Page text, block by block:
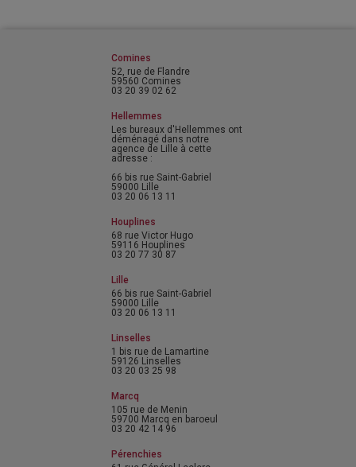
Comines
52, rue de Flandre
59560 Comines
03 20 39 02 62
Hellemmes
Les bureaux d'Hellemmes ont
déménagé dans notre
agence de Lille à cette
adresse :
66 bis rue Saint-Gabriel
59000 Lille
03 20 06 13 11
Houplines
68 rue Victor Hugo
59116 Houplines
03 20 77 30 87
Lille
66 bis rue Saint-Gabriel
59000 Lille
03 20 06 13 11
Linselles
1 bis rue de Lamartine
59126 Linselles
03 20 03 25 98
Marcq
105 rue de Menin
59700 Marcq en baroeul
03 20 42 14 96
Pérenchies